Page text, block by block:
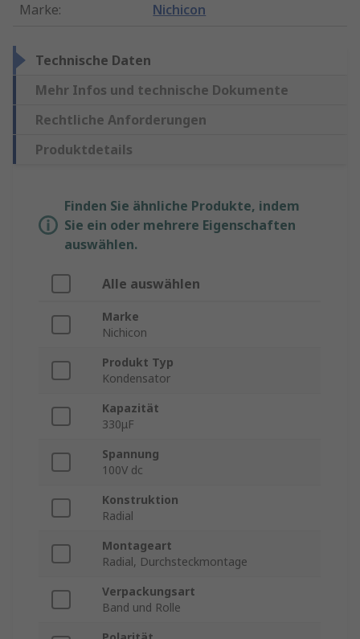
Marke: Nichicon
Technische Daten
Mehr Infos und technische Dokumente
Rechtliche Anforderungen
Produktdetails
Finden Sie ähnliche Produkte, indem
Sie ein oder mehrere Eigenschaften
auswählen.
Alle auswählen
Marke
Nichicon
Produkt Typ
Kondensator
Kapazität
330μF
Spannung
100V dc
Konstruktion
Radial
Montageart
Radial, Durchsteckmontage
Verpackungsart
Band und Rolle